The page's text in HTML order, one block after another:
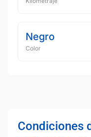
Negro
Color
Condiciones